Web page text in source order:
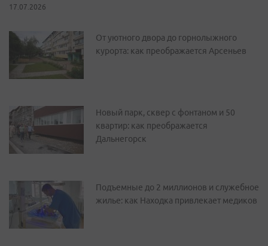
17.07.2026
От уютного двора до горнолыжного
курорта: как преображается Арсеньев
Новый парк, сквер с фонтаном и 50
квартир: как преображается
Дальнегорск
Подъемные до 2 миллионов и служебное
жилье: как Находка привлекает медиков